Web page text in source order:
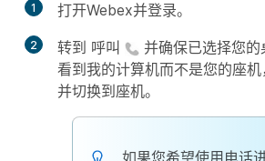
1 打开Webex并登录。
2 转到 呼叫
并确保已选择您
看到 我的计算机而不是您的座
并切换到座机。
如果您希望使用电话